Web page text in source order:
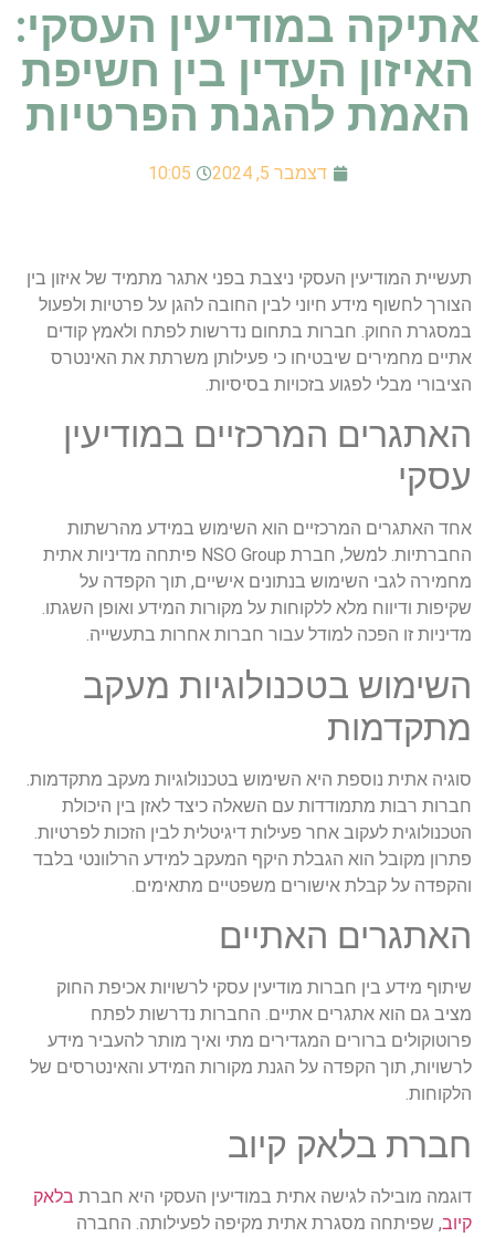
אתיקה במודיעין העסקי:
האיזון העדין בין חשיפת
האמת להגנת הפרטיות
דצמבר 5, 2024 10:05
תעשיית המודיעין העסקי ניצבת בפני אתגר מתמיד של איזון בין
הצורך לחשוף מידע חיוני לבין החובה להגן על פרטיות ולפעול
במסגרת החוק. חברות בתחום נדרשות לפתח ולאמץ קודים
אתיים מחמירים שיבטיחו כי פעילותן משרתת את האינטרס
הציבורי מבלי לפגוע בזכויות בסיסיות.
האתגרים המרכזיים במודיעין
עסקי
אחד האתגרים המרכזיים הוא השימוש במידע מהרשתות
החברתיות. למשל, חברת NSO Group פיתחה מדיניות אתית
מחמירה לגבי השימוש בנתונים אישיים, תוך הקפדה על
שקיפות ודיווח מלא ללקוחות על מקורות המידע ואופן השגתו.
מדיניות זו הפכה למודל עבור חברות אחרות בתעשייה.
השימוש בטכנולוגיות מעקב
מתקדמות
סוגיה אתית נוספת היא השימוש בטכנולוגיות מעקב מתקדמות.
חברות רבות מתמודדות עם השאלה כיצד לאזן בין היכולת
הטכנולוגית לעקוב אחר פעילות דיגיטלית לבין הזכות לפרטיות.
פתרון מקובל הוא הגבלת היקף המעקב למידע הרלוונטי בלבד
והקפדה על קבלת אישורים משפטיים מתאימים.
האתגרים האתיים
שיתוף מידע בין חברות מודיעין עסקי לרשויות אכיפת החוק
מציב גם הוא אתגרים אתיים. החברות נדרשות לפתח
פרוטוקולים ברורים המגדירים מתי ואיך מותר להעביר מידע
לרשויות, תוך הקפדה על הגנת מקורות המידע והאינטרסים של
הלקוחות.
חברת בלאק קיוב
דוגמה מובילה לגישה אתית במודיעין העסקי היא חברת בלאק
קיוב, שפיתחה מסגרת אתית מקיפה לפעילותה. החברה